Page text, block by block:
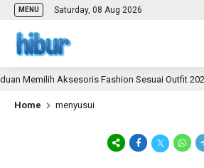
MENU Saturday, 08 Aug 2026
Memilih Aksesoris Fashion Sesuai Outfit 2026
Home menyusui